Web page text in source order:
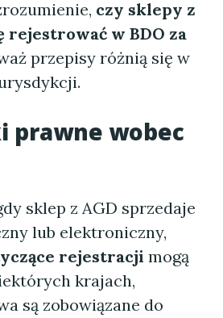
czy sklepy z
rejestrować w BDO za
przepisy różnią się w
prawne wobec
sklep z AGD sprzedaje
lub elektroniczny,
rejestracji mogą
krajach,
są zobowiązane do